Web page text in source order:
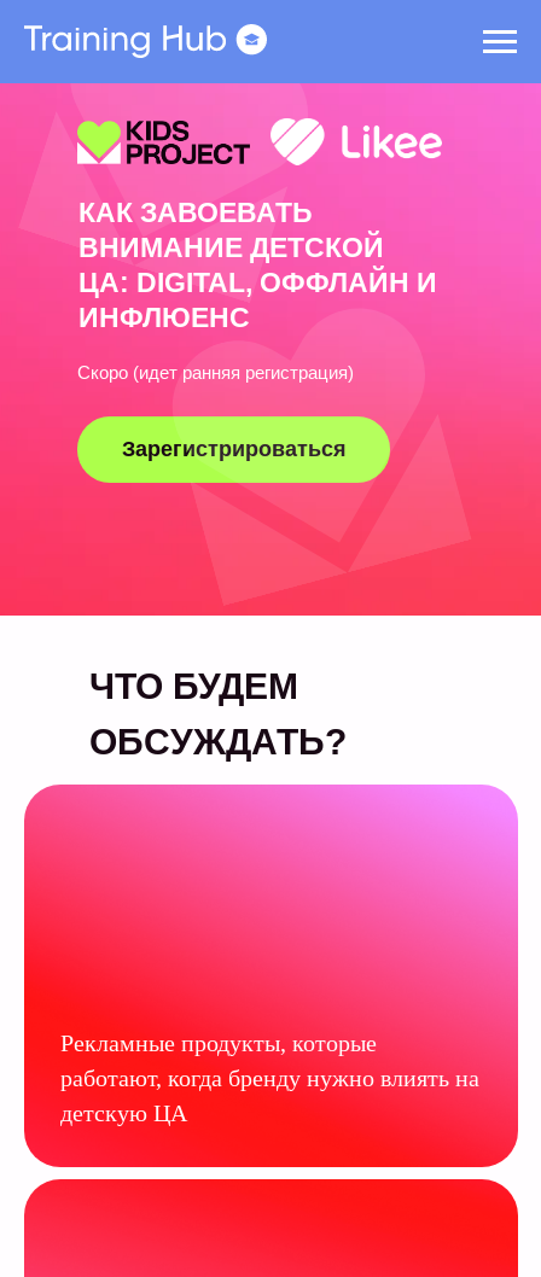
КАК ЗАВОЕВАТЬ
ВНИМАНИЕ ДЕТСКОЙ
ЦА: DIGITAL, ОФФЛАЙН И
ИНФЛЮЕНС
Скоро (идет ранняя регистрация)
Зарегистрироваться
ЧТО БУДЕМ
ОБСУЖДАТЬ?
Рекламные продукты, которые
работают, когда бренду нужно влиять на
детскую ЦА